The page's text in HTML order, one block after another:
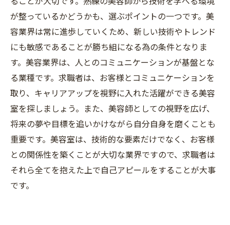
が整っているかどうかも、選ぶポイントの一つです。美
容業界は常に進歩していくため、新しい技術やトレンド
にも敏感であることが勝ち組になる為の条件となりま
す。美容業界は、人とのコミュニケーションが基盤とな
る業種です。求職者は、お客様とコミュニケーションを
取り、キャリアアップを視野に入れた活躍ができる美容
室を探しましょう。また、美容師としての視野を広げ、
将来の夢や目標を追いかけながら自分自身を磨くことも
重要です。美容室は、技術的な要素だけでなく、お客様
との関係性を築くことが大切な業界ですので、求職者は
それら全てを抱えた上で自己アピールをすることが大事
です。